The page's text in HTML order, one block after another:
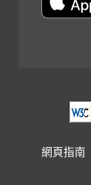
網頁指南